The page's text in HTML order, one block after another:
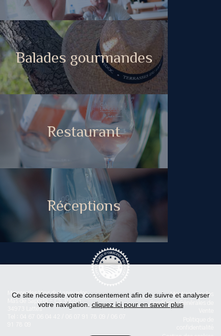
Balades gourmandes
Restaurant
Réceptions
Maison des Vins du Languedoc
Mas de Saporta - CS 30030
34973 Lattes
Mentions légales
Conditions Générales de
Ce site nécessite votre consentement afin de suivre et analyser
votre navigation. cliquez ici pour en savoir plus